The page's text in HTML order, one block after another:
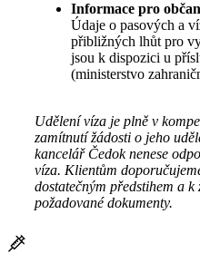
Informace pro
Údaje o pasových a
přibližných lhůt pro
jsou k dispozici u
(ministerstvo
Udělení víza je plně v
zamítnutí žádosti o jeho
kancelář Čedok nenese
víza. Klientům
dostatečným předstihem a
požadované dokumenty.